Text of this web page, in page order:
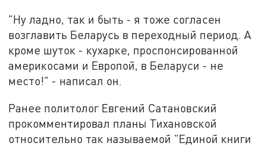
"Ну ладно, так и быть - я тоже согласен
возглавить Беларусь в переходный период. А
кроме шуток - кухарке, проспонсированной
америкосами и Европой, в Беларуси - не
место!" - написал он.
Ранее политолог Евгений Сатановский
прокомментировал планы Тихановской
относительно так называемой "Единой книги